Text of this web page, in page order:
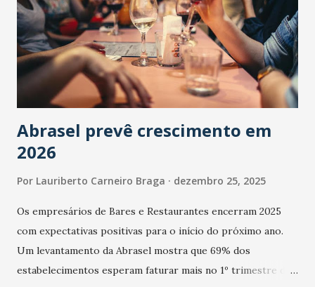
Abrasel prevê crescimento em
2026
Por Lauriberto Carneiro Braga dezembro 25, 2025
Os empresários de Bares e Restaurantes encerram 2025
com expectativas positivas para o início do próximo ano.
Um levantamento da Abrasel mostra que 69% dos
estabelecimentos esperam faturar mais no 1º trimestre de